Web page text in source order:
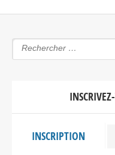
INSCRIPTION